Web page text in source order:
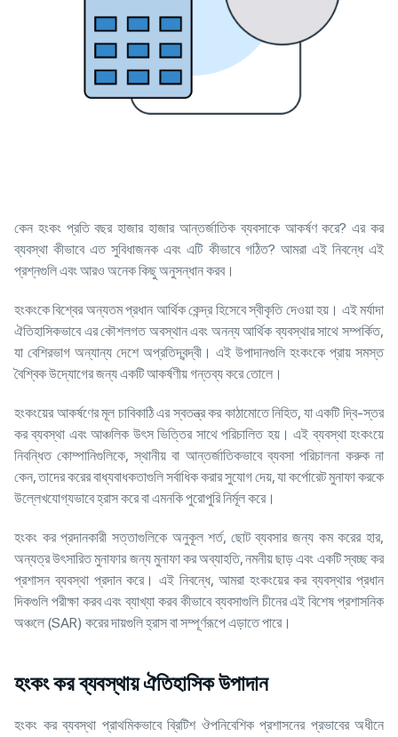
কেন হংকং প্রতি বছর হাজার হাজার আন্তর্জাতিক ব্যবসাকে আকর্ষণ করে? এর কর
ব্যবস্থা কীভাবে এত সুবিধাজনক এবং এটি কীভাবে গঠিত? আমরা এই নিবন্ধে এই
প্রশ্নগুলি এবং আরও অনেক কিছু অনুসন্ধান করব।
হংকংকে বিশ্বের অন্যতম প্রধান আর্থিক কেন্দ্র হিসেবে স্বীকৃতি দেওয়া হয়। এই মর্যাদা
ঐতিহাসিকভাবে এর কৌশলগত অবস্থান এবং অনন্য আর্থিক ব্যবস্থার সাথে সম্পর্কিত,
যা বেশিরভাগ অন্যান্য দেশে অপ্রতিদ্বন্দ্বী। এই উপাদানগুলি হংকংকে প্রায় সমস্ত
বৈশ্বিক উদ্যোগের জন্য একটি আকর্ষণীয় গন্তব্য করে তোলে।
হংকংয়ের আকর্ষণের মূল চাবিকাঠি এর স্বতন্ত্র কর কাঠামোতে নিহিত, যা একটি দ্বি-স্তর
কর ব্যবস্থা এবং আঞ্চলিক উৎস ভিত্তির সাথে পরিচালিত হয়। এই ব্যবস্থা হংকংয়ে
নিবন্ধিত কোম্পানিগুলিকে, স্থানীয় বা আন্তর্জাতিকভাবে ব্যবসা পরিচালনা করুক না
কেন, তাদের করের বাধ্যবাধকতাগুলি সর্বাধিক করার সুযোগ দেয়, যা কর্পোরেট মুনাফা করকে
উল্লেখযোগ্যভাবে হ্রাস করে বা এমনকি পুরোপুরি নির্মূল করে।
হংকং কর প্রদানকারী সত্তাগুলিকে অনুকূল শর্ত, ছোট ব্যবসার জন্য কম করের হার,
অন্যত্র উৎসারিত মুনাফার জন্য মুনাফা কর অব্যাহতি, নমনীয় ছাড় এবং একটি স্বচ্ছ কর
প্রশাসন ব্যবস্থা প্রদান করে। এই নিবন্ধে, আমরা হংকংয়ের কর ব্যবস্থার প্রধান
দিকগুলি পরীক্ষা করব এবং ব্যাখ্যা করব কীভাবে ব্যবসাগুলি চীনের এই বিশেষ প্রশাসনিক
অঞ্চলে (SAR) করের দায়গুলি হ্রাস বা সম্পূর্ণরূপে এড়াতে পারে।
হংকং কর ব্যবস্থায় ঐতিহাসিক উপাদান
হংকং কর ব্যবস্থা প্রাথমিকভাবে ব্রিটিশ ঔপনিবেশিক প্রশাসনের প্রভাবের অধীনে